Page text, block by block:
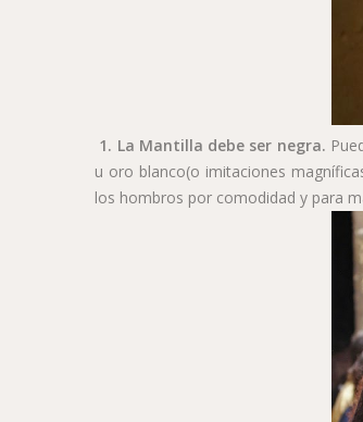
1. La Mantilla debe ser negra.
u oro blanco(o imitaciones
los hombros por comodidad y para